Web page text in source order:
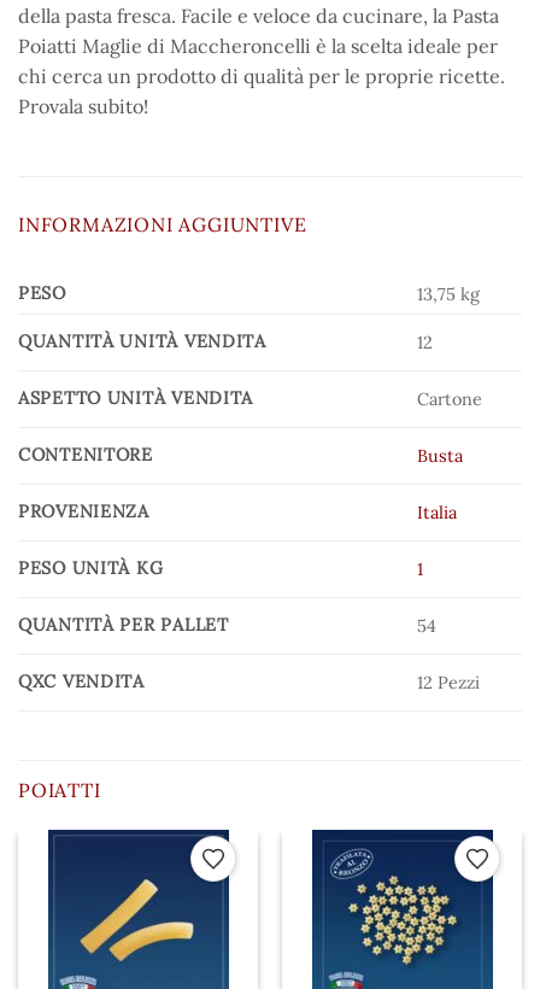
della pasta fresca. Facile e veloce da cucinare, la Pasta
Poiatti Maglie di Maccheroncelli è la scelta ideale per
chi cerca un prodotto di qualità per le proprie ricette.
Provala subito!
INFORMAZIONI AGGIUNTIVE
PESO 13,75 kg
QUANTITÀ UNITÀ VENDITA 12
ASPETTO UNITÀ VENDITA Cartone
CONTENITORE Busta
PROVENIENZA Italia
PESO UNITÀ KG 1
QUANTITÀ PER PALLET 54
QXC VENDITA 12 Pezzi
POIATTI
Aggiungi ai preferiti